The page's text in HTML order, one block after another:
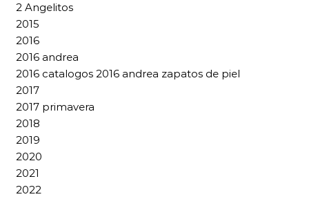
2 Angelitos
2015
2016
2016 andrea
2016 catalogos 2016 andrea zapatos de piel
2017
2017 primavera
2018
2019
2020
2021
2022